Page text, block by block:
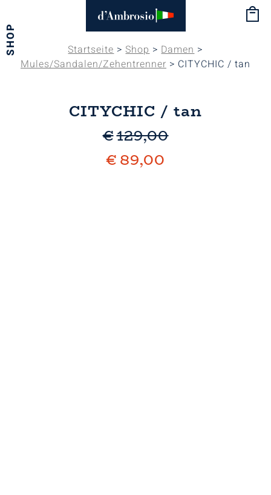
SHOP Startseite>Shop>Damen>
Mules/Sandalen/Zehentrenner> CITYCHIC / tan
CITYCHIC / tan
€129,00
€89,00